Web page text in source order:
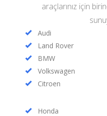
araçlarınız için
Audi
Land Rover
BMW
Volkswagen
Citroen
Honda